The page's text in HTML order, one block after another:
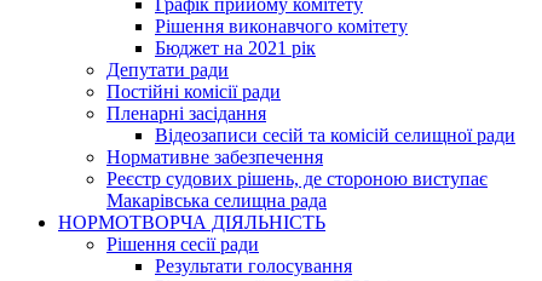
Графік прийому комітету
Рішення виконавчого комітету
Бюджет на 2021 рік
Депутати ради
Постійні комісії ради
Пленарні засідання
Відеозаписи сесій та комісій селищної ради
Нормативне забезпечення
Реєстр судових рішень, де стороною виступає
Макарівська селищна рада
НОРМОТВОРЧА ДІЯЛЬНІСТЬ
Рішення сесії ради
Результати голосування